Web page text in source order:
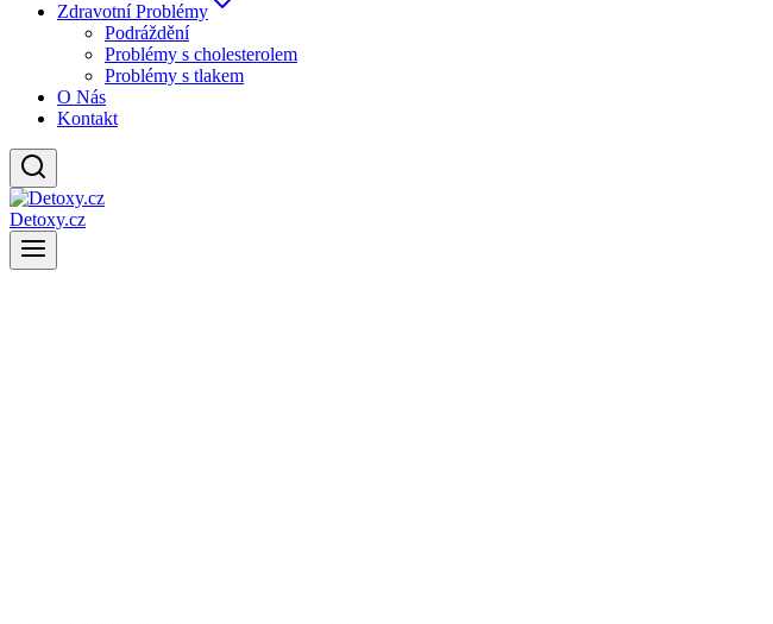
Zdravotní Problémy
Podráždění
Problémy s cholesterolem
Problémy s tlakem
O Nás
Kontakt
Detoxy.cz